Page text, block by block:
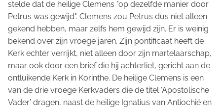
stelde dat de heilige Clemens "op dezelfde manier door
Petrus was gewijd". Clemens zou Petrus dus niet alleen
gekend hebben, maar zelfs hem gewijd zijn. Er is weinig
bekend over zijn vroege jaren. Zijn pontificaat heeft de
Kerk echter verrijkt, niet alleen door zijn martelaarschap,
maar ook door een brief die hij achterliet, gericht aan de
ontluikende Kerk in Korinthe. De heilige Clemens is een
van de drie vroege Kerkvaders die de titel ‘Apostolische
Vader’ dragen, naast de heilige Ignatius van Antiochië en